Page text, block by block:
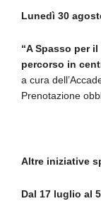
Lunedì 30
“A Spasso per
percorso in
a cura
Prenotazione
Altre iniziative
Dal 17 luglio al